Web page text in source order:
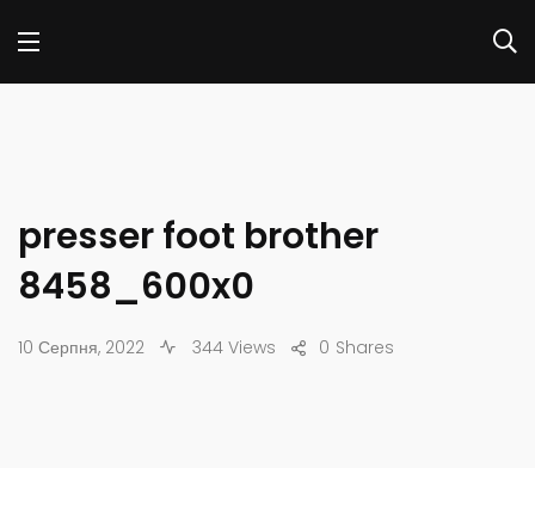
presser foot brother
8458_600x0
10 Серпня, 2022 344 Views Shares
0